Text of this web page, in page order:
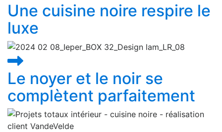
Une cuisine noire respire le
luxe
Le noyer et le noir se
complètent parfaitement